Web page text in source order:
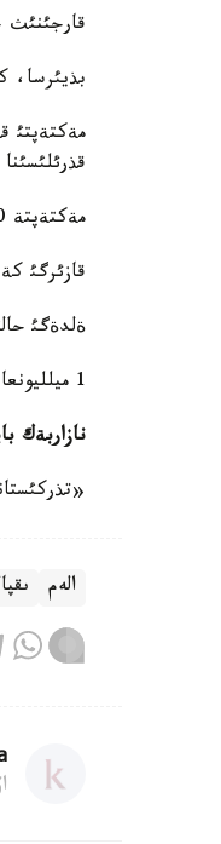
قارجئنئث
بذيئرسا،
مةكتةپتئ
مةكتةپتة 1200 وقؤشئ ءبئلئم الاتئن بولادئ.
قازئرگئ كةزدة
ةلدةگئ حالئقتئث سانئ 1 ماؤسئمداعئ
1 ميلليونعا جاقئن قئرعئز جاراندارئ كذنكورئس جاعدايئمةن شةت ولكةلةردة ؤاقئتشا تذرئپ جاتئر.
نازاربةك
الەم